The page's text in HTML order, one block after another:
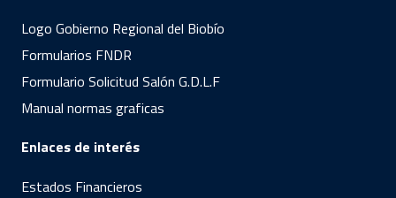
Logo Gobierno Regional del Biobío
Formularios FNDR
Formulario Solicitud Salón G.D.L.F
Manual normas graficas
Enlaces de interés
Estados Financieros